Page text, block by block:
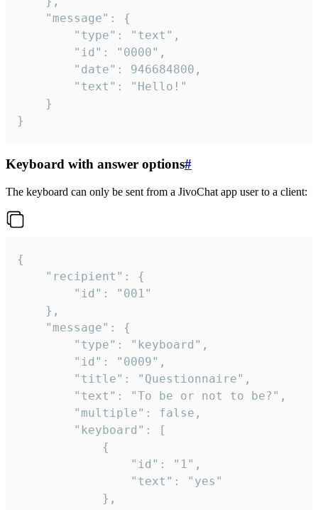
}
Keyboard with answer options#
The keyboard can only be sent from a JivoChat app user to a client:
{